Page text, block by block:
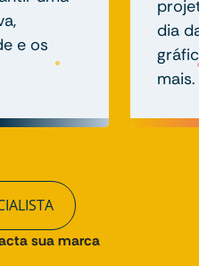
e os
dia
mais.
sua marca